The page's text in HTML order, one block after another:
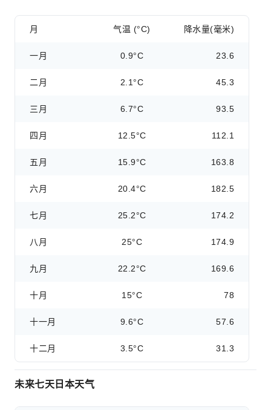
月 气温 (°C) 降水量(毫米)
一月 0.9°C 23.6
二月 2.1°C 45.3
三月 6.7°C 93.5
四月 12.5°C 112.1
五月 15.9°C 163.8
六月 20.4°C 182.5
七月 25.2°C 174.2
八月 25°C 174.9
九月 22.2°C 169.6
十月 15°C 78
十一月 9.6°C 57.6
十二月 3.5°C 31.3
未来七天日本天气